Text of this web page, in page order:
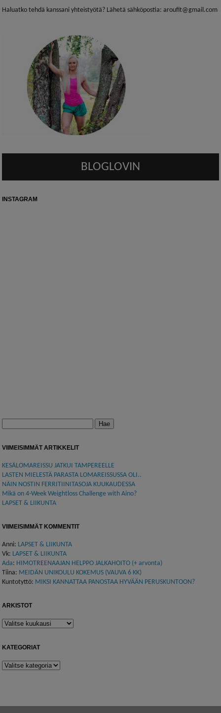
Haluatko tehdä kanssani yhteistyötä? Lähetä sähköpostia: aroufit@gmail.com
BLOGLOVIN
INSTAGRAM
VIIMEISIMMÄT ARTIKKELIT
KESÄLOMAREISSU JATKUI TAMPEREELLE
LASTEN MIELESTÄ PARASTA LOMAREISSUSSA OLI..
NÄIN NOSTIN FERRITIINITASOJA KUUKAUDESSA
Mikä on 4-Week Weightloss Challenge with Aino?
LAPSET & LIIKUNTA
VIIMEISIMMÄT KOMMENTIT
Anni: LAPSET & LIIKUNTA
Vk: LAPSET & LIIKUNTA
Ada: HIMOTREENAAJAN HELPPO JALKAHOITO (+ arvonta)
Tiina: MEIDÄN UNIKOULU KOKEMUS (VAUVA 6 KK)
Kuntotyttö: MIKSI KANNATTAA PANOSTAA HYVÄÄN PERUSKUNTOON?
ARKISTOT
Arkistot
KATEGORIAT
Kategoriat